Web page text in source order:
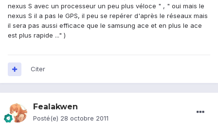
nexus S avec un processeur un peu plus véloce " , " oui mais le
nexus S il a pas le GPS, il peu se repérer d'après le réseaux mais
il sera pas aussi efficace que le samsung ace et en plus le ace
est plus rapide ..." )
Citer
Fealakwen
Posté(e) 28 octobre 2011